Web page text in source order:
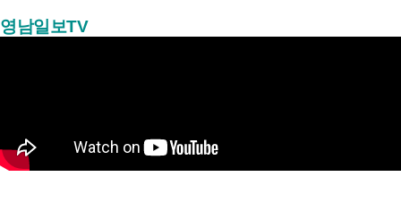
영남일보TV